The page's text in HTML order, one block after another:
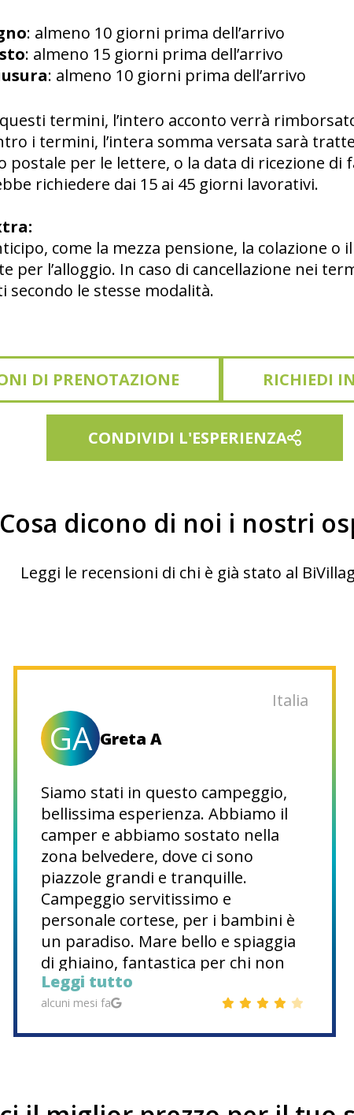
: almeno 10 giorni prima dell’arrivo
: almeno 15 giorni prima dell’arrivo
: almeno 10 giorni prima dell’arrivo
termini, l’intero acconto verrà
i termini, l’intera somma versata sarà
per le lettere, o la data di ricezione di
richiedere dai 15 ai 45 giorni lavorativi.
come la mezza pensione, la colazione o
per l’alloggio. In caso di cancellazione nei
le stesse modalità.
DI PRENOTAZIONE RICHIEDI
CONDIVIDI L'ESPERIENZA
Cosa dicono di noi i nostri
Leggi le recensioni di chi è già stato al
Italia
GA Greta A
Siamo stati in questo campeggio,
bellissima esperienza. Abbiamo il
camper e abbiamo sostato nella
zona belvedere, dove ci sono
piazzole grandi e tranquille.
Campeggio servitissimo e
personale cortese, per i bambini è
un paradiso. Mare bello e spiaggia
di ghiaino, fantastica per chi non
ama la sabbia. Servono le scarpette
per il mare perché ci sono sassi ma
Leggi tutto
alcuni mesi fa